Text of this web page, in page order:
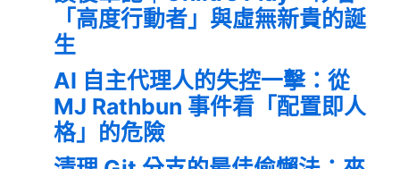
「高度行動者」與虛無新貴的誕
生
AI 自主代理人的失控一擊：從
MJ Rathbun 事件看「配置即人
格」的危險